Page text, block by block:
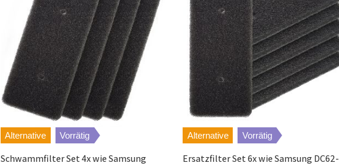
T 8007 WP Supertronic
T 8968 WP
T 8989 WP
T 8001 WP Supertronic
T 9749 WP
Alternative Vorrätig
Schwammfilter Set 4x wie Samsung
Alternative Vorrätig
Ersatzfilter Set 6x wie Samsung DC62-